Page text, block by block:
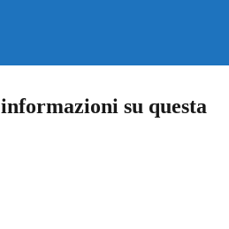
su questa